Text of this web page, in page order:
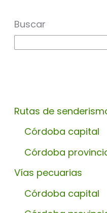
Buscar
Rutas de
Córdoba capital
Córdoba
Vías pecuarias
Córdoba capital